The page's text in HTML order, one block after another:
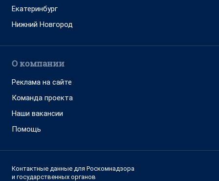
Екатеринбург
Нижний Новгород
О компании
Реклама на сайте
Команда проекта
Наши вакансии
Помощь
Контактные данные для Роскомнадзора
и государственных органов